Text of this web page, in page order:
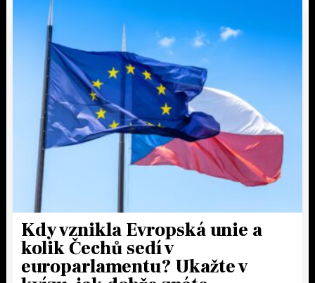
Kdy vznikla Evropská unie a
kolik Čechů sedí v
europarlamentu? Ukažte v